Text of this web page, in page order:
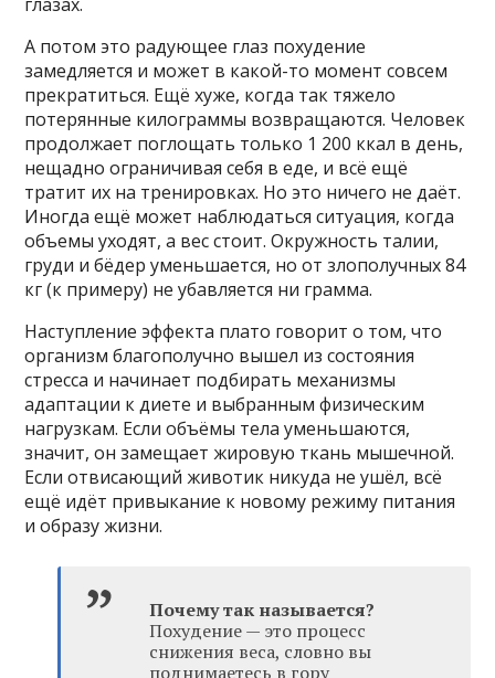
А потом это радующее глаз похудение
замедляется и может в какой-то момент совсем
прекратиться. Ещё хуже, когда так тяжело
потерянные килограммы возвращаются. Человек
продолжает поглощать только 1 200 ккал в день,
нещадно ограничивая себя в еде, и всё ещё
тратит их на тренировках. Но это ничего не даёт.
Иногда ещё может наблюдаться ситуация, когда
объемы уходят, а вес стоит. Окружность талии,
груди и бёдер уменьшается, но от злополучных 84
кг (к примеру) не убавляется ни грамма.
Наступление эффекта плато говорит о том, что
организм благополучно вышел из состояния
стресса и начинает подбирать механизмы
адаптации к диете и выбранным физическим
нагрузкам. Если объёмы тела уменьшаются,
значит, он замещает жировую ткань мышечной.
Если отвисающий животик никуда не ушёл, всё
ещё идёт привыкание к новому режиму питания
и образу жизни.
Почему так называется?
Похудение — это процесс
снижения веса, словно вы
поднимаетесь в гору